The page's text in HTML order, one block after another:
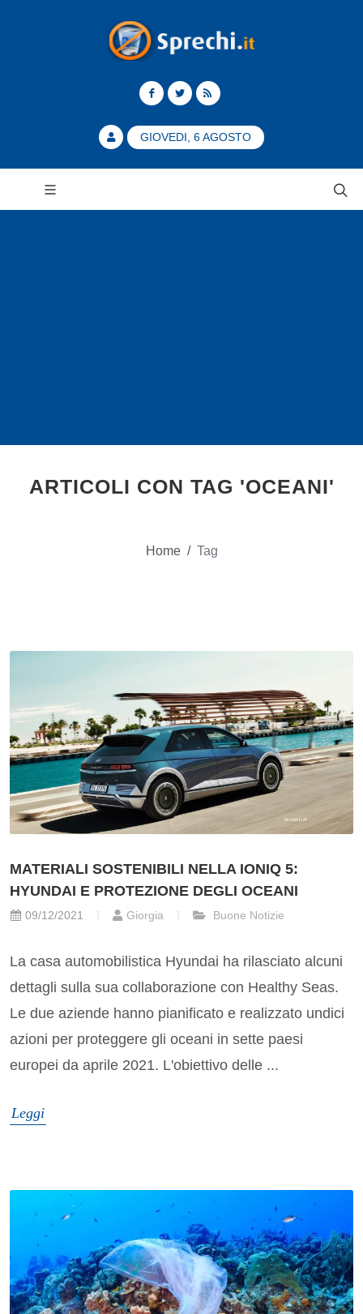
GIOVEDI, 6 AGOSTO
ARTICOLI CON TAG 'OCEANI'
Home / Tag
MATERIALI SOSTENIBILI NELLA IONIQ 5:
HYUNDAI E PROTEZIONE DEGLI OCEANI
09/12/2021 Giorgia Buone Notizie
La casa automobilistica Hyundai ha rilasciato alcuni
dettagli sulla sua collaborazione con Healthy Seas.
Le due aziende hanno pianificato e realizzato undici
azioni per proteggere gli oceani in sette paesi
europei da aprile 2021. L'obiettivo delle ...
Leggi